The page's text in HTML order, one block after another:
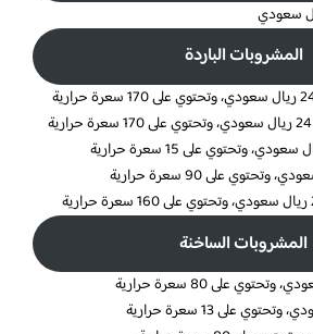
المشروبات الباردة
المشروبات الساخنة